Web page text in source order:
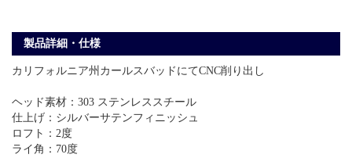
製品詳細・仕様
カリフォルニア州カールスバッドにてCNC削り出し
ヘッド素材：303 ステンレススチール
仕上げ：シルバーサテンフィニッシュ
ロフト：2度
ライ角：70度